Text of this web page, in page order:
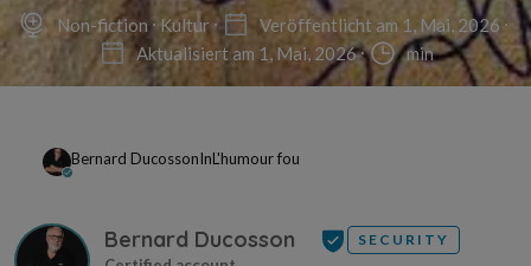
Non-fiction Kultur
Veröffentlicht am 1, Mai, 2026
Aktualisiert am 1, Mai, 2026
min
Bernard DucossonInL'humour fou
Bernard Ducosson SECURITY